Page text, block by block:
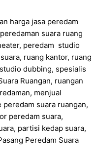
harga jasa peredam
suara ruang
peredam studio
ruang kantor, ruang
dubbing, spesialis
Ruangan, ruangan
menjual
suara ruangan,
peredam suara,
partisi kedap suara,
Peredam Suara